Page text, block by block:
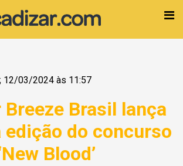
; 12/03/2024 às 11:57
Brasil lança
edição do concurso
Blood’